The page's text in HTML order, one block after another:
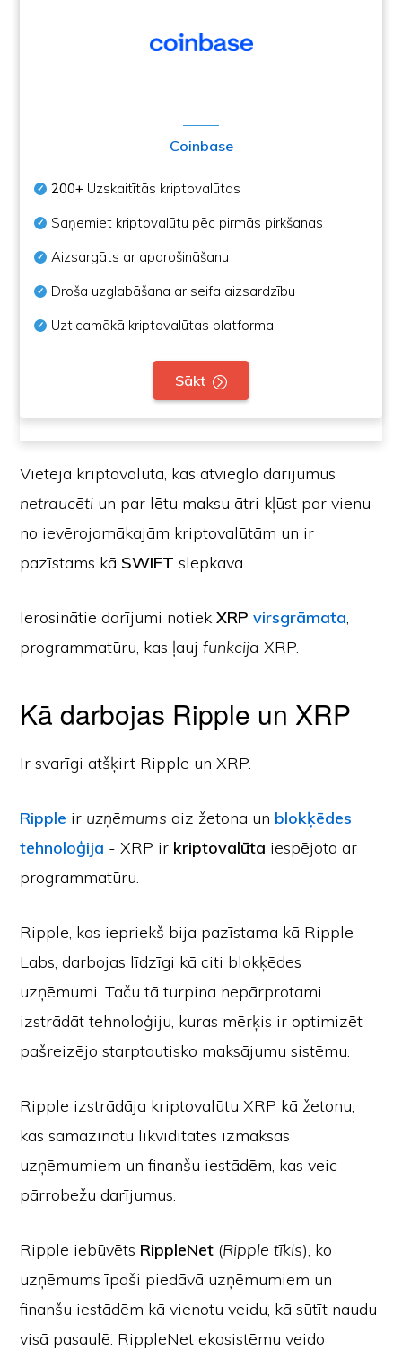
Coinbase
200+ Uzskaitītās kriptovalūtas
Saņemiet kriptovalūtu pēc pirmās pirkšanas
Aizsargāts ar apdrošināšanu
Droša uzglabāšana ar seifa aizsardzību
Uzticamākā kriptovalūtas platforma
Sākt
Vietējā kriptovalūta, kas atvieglo darījumus
netraucēti un par lētu maksu ātri kļūst par vienu
no ievērojamākajām kriptovalūtām un ir
pazīstams kā SWIFTslepkava.
Ierosinātie darījumi notiekXRPvirsgrāmata,
programmatūru, kas ļaujfunkcija XRP.
Kā darbojas Ripple un XRP
Ir svarīgi atšķirt Ripple un XRP.
Ripple ir uzņēmums aiz žetona un blokķēdes
tehnoloģija - XRP ir kriptovalūta iespējota ar
programmatūru.
Ripple, kas iepriekš bija pazīstama kā Ripple
Labs, darbojas līdzīgi kā citi blokķēdes
uzņēmumi. Taču tā turpina nepārprotami
izstrādāt tehnoloģiju, kuras mērķis ir optimizēt
pašreizējo starptautisko maksājumu sistēmu.
Ripple izstrādāja kriptovalūtu XRP kā žetonu,
kas samazinātu likviditātes izmaksas
uzņēmumiem un finanšu iestādēm, kas veic
pārrobežu darījumus.
Ripple iebūvēts RippleNet (Ripple tīkls), ko
uzņēmums īpaši piedāvā uzņēmumiem un
finanšu iestādēm kā vienotu veidu, kā sūtīt naudu
visā pasaulē. RippleNet ekosistēmu veido